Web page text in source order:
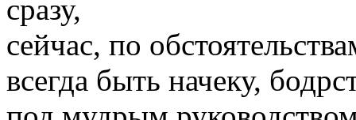
сразу,
сейчас, по
всегда быть начеку,